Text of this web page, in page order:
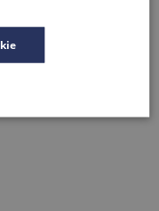
posiadają stoły Dion,
wypełniony na